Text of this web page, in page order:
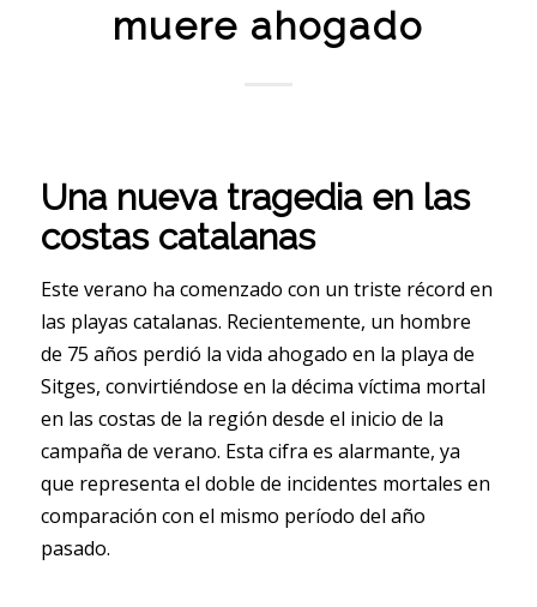
muere ahogado
Una nueva tragedia en las
costas catalanas
Este verano ha comenzado con un triste récord en
las playas catalanas. Recientemente, un hombre
de 75 años perdió la vida ahogado en la playa de
Sitges, convirtiéndose en la décima víctima mortal
en las costas de la región desde el inicio de la
campaña de verano. Esta cifra es alarmante, ya
que representa el doble de incidentes mortales en
comparación con el mismo período del año
pasado.